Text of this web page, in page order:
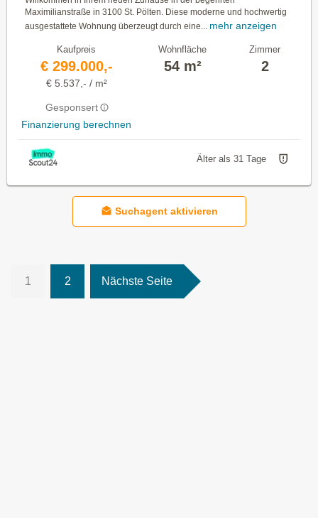
Maximilianstraße in 3100 St. Pölten. Diese moderne und hochwertig
ausgestattete Wohnung überzeugt durch eine...
mehr anzeigen
Kaufpreis
€ 299.000,-
€ 5.537,- / m²
Gesponsert
Finanzierung berechnen
Wohnfläche
54 m²
Zimmer
2
Älter als 31 Tage
Suchagent aktivieren
1 2 Nächste Seite